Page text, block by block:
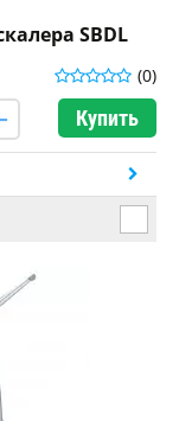
SBDL
(0)
Купить